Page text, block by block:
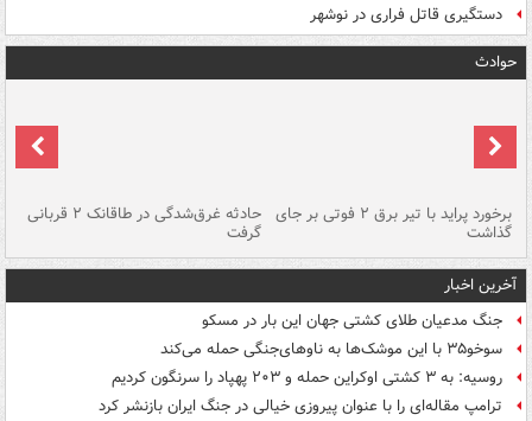
دستگیری قاتل فراری در نوشهر
حوادث
برخورد پراید با تیر برق ۲ فوتی بر جای
گذاشت
حادثه غرق‌شدگی در طاقانک ۲ قربانی
گرفت
آخرین اخبار
جنگ مدعیان طلای کشتی جهان این بار در مسکو
سوخو۳۵ با این موشک‌ها به ناوهای‌جنگی حمله می‌کند
روسیه: به ۳ کشتی اوکراین حمله و ۲۰۳ پهپاد را سرنگون کردیم
ترامپ مقاله‌ای را با عنوان پیروزی خیالی در جنگ ایران بازنشر کرد